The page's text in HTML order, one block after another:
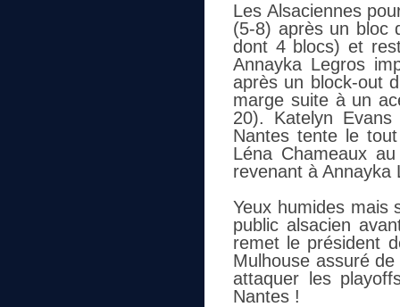
Les Alsaciennes
(5-8) après un bloc
dont 4 blocs) et
Annayka Legros
après un block-out
marge suite à un
20). Katelyn
Nantes tente le
Léna Chameaux
revenant à
Yeux humides mais
public alsacien
remet le président
Mulhouse assuré
attaquer les
Nantes !